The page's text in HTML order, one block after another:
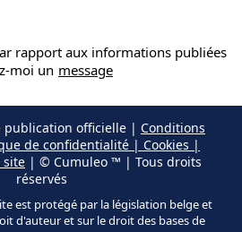
rapport aux informations publiées
moi un message
publication officielle | Conditions
de confidentialité | Cookies |
site | © Cumuleo ™ | Tous droits
réservés
est protégé par la législation belge et
d'auteur et sur le droit des bases de